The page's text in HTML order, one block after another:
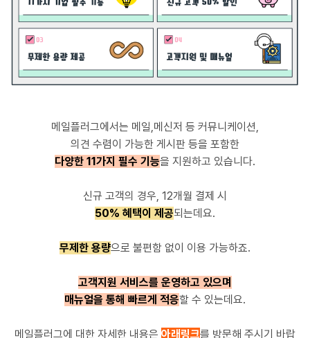
메일플러그에서는 메일,메신저 등 커뮤니케이션,
의견 수렴이 가능한 게시판 등을 포함한
다양한 11가지 필수 기능을 지원하고 있습니다.
신규 고객의 경우, 12개월 결제 시
50% 혜택이 제공되는데요.
무제한 용량으로 불편함 없이 이용 가능하죠.
고객지원 서비스를 운영하고 있으며
매뉴얼을 통해 빠르게 적응할 수 있는데요.
메일플러그에 대한 자세한 내용은 아래링크를 방문해 주시기 바랍